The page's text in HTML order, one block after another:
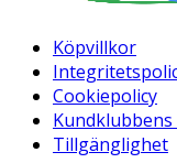
Köpvillkor
Cookiepolicy
Tillgänglighet